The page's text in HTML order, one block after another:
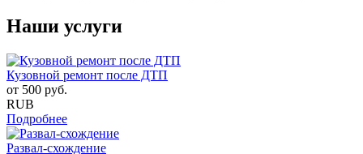
Наши услуги
Кузовной ремонт после ДТП
от 500 руб.
RUB
Подробнее
Развал-схождение